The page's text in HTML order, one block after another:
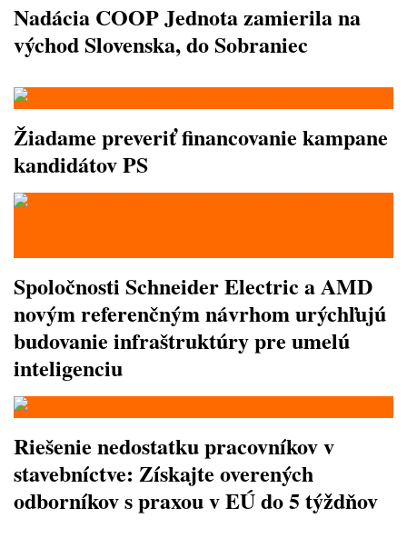
Nadácia COOP Jednota zamierila na
východ Slovenska, do Sobraniec
Žiadame preveriť financovanie kampane
kandidátov PS
Spoločnosti Schneider Electric a AMD
novým referenčným návrhom urýchľujú
budovanie infraštruktúry pre umelú
inteligenciu
Riešenie nedostatku pracovníkov v
stavebníctve: Získajte overených
odborníkov s praxou v EÚ do 5 týždňov